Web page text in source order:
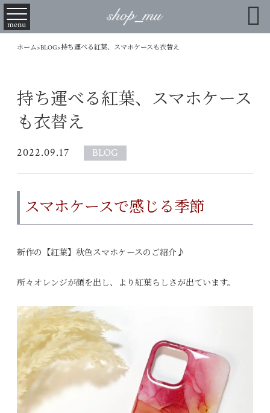
menu 
ホーム>BLOG>持ち運べる紅葉、スマホケースも衣替え
持ち運べる紅葉、スマホケース
も衣替え
2022.09.17 BLOG
スマホケースで感じる季節
新作の【紅葉】秋色スマホケースのご紹介♪
所々オレンジが顔を出し、より紅葉らしさが出ています。